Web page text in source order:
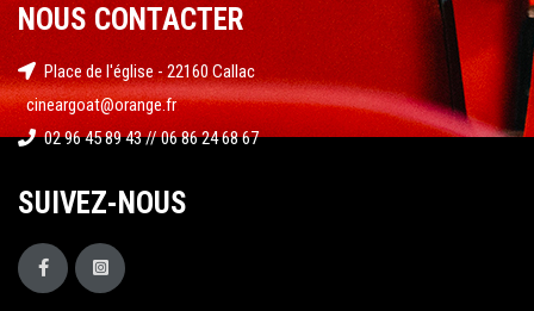
NOUS CONTACTER
Place de l'église - 22160 Callac
cineargoat@orange.fr
02 96 45 89 43 // 06 86 24 68 67
SUIVEZ-NOUS